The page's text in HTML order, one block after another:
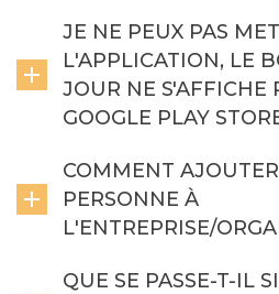
JE NE PEUX PAS
L'APPLICATION, LE
JOUR NE S'AFFICHE
GOOGLE PLAY
COMMENT
PERSONNE À
L'ENTREPRISE/
QUE SE PASSE-T-IL